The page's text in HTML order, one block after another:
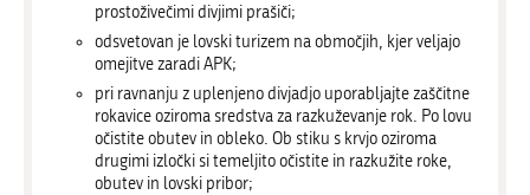
prostoživečimi divjimi prašiči;
odsvetovan je lovski turizem na območjih, kjer veljajo
omejitve zaradi APK;
pri ravnanju z uplenjeno divjadjo uporabljajte zaščitne
rokavice oziroma sredstva za razkuževanje rok. Po lovu
očistite obutev in obleko. Ob stiku s krvjo oziroma
drugimi izločki si temeljito očistite in razkužite roke,
obutev in lovski pribor;